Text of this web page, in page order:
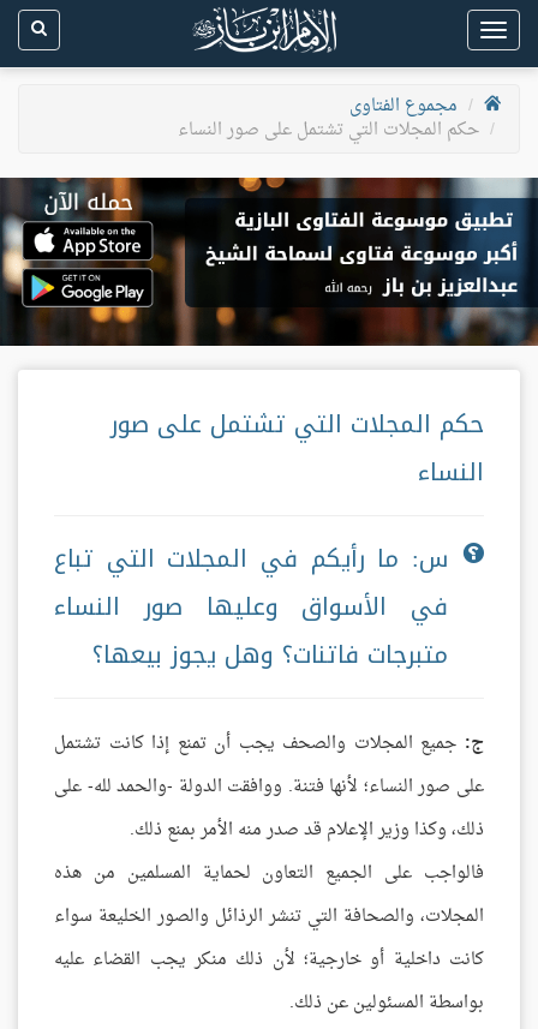
Toggle
navigation
مجموع الفتاوى
حكم المجلات التي تشتمل على صور النساء
حكم المجلات التي تشتمل على صور
النساء
س: ما رأيكم في المجلات التي تباع
في الأسواق وعليها صور النساء
متبرجات فاتنات؟ وهل يجوز بيعها؟
ج: جميع المجلات والصحف يجب أن تمنع إذا كانت تشتمل
على صور النساء؛ لأنها فتنة. ووافقت الدولة -والحمد لله- على
ذلك، وكذا وزير الإعلام قد صدر منه الأمر بمنع ذلك.
فالواجب على الجميع التعاون لحماية المسلمين من هذه
المجلات، والصحافة التي تنشر الرذائل والصور الخليعة سواء
كانت داخلية أو خارجية؛ لأن ذلك منكر يجب القضاء عليه
بواسطة المسئولين عن ذلك.